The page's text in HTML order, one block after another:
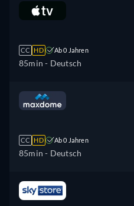
CC HD Ab 0 Jahren
85min - Deutsch
CC HD Ab 0 Jahren
85min - Deutsch